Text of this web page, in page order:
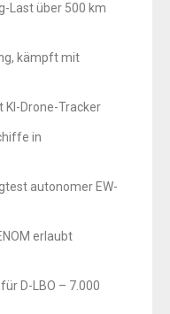
Last über 500 km
kämpft mit
KI-Drone-Tracker
in
autonomer EW-
erlaubt
D-LBO – 7.000